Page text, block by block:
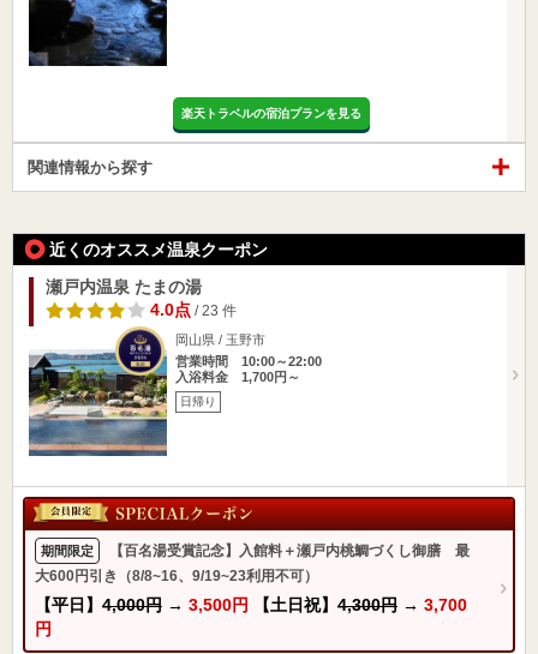
楽天トラベルの宿泊プランを見る
関連情報から探す
近くのオススメ温泉クーポン
瀬戸内温泉 たまの湯
4.0点/ 23 件
岡山県 / 玉野市
営業時間 10:00～22:00
入浴料金 1,700円～
日帰り
期間限定
【百名湯受賞記念】入館料＋瀬戸内桃鯛づくし御膳 最
大600円引き（8/8~16、9/19~23利用不可）
【平日】 4,000円 → 3,500円 【土日祝】 4,300円 → 3,700
円